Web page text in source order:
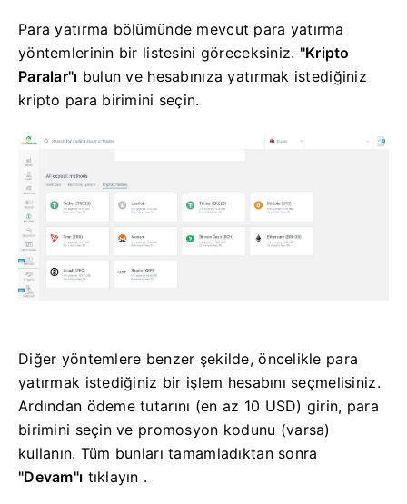
Para yatırma bölümünde mevcut para yatırma
yöntemlerinin bir listesini göreceksiniz. "Kripto
Paralar"ı bulun ve hesabınıza yatırmak istediğiniz
kripto para birimini seçin.
Diğer yöntemlere benzer şekilde, öncelikle para
yatırmak istediğiniz bir işlem hesabını seçmelisiniz.
Ardından ödeme tutarını (en az 10 USD) girin, para
birimini seçin ve promosyon kodunu (varsa)
kullanın. Tüm bunları tamamladıktan sonra
"Devam"ı tıklayın .